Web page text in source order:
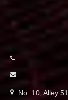
No. 10, Alley